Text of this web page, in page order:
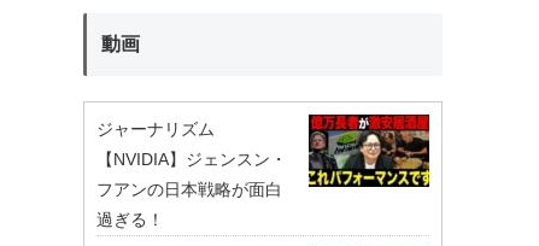
動画
ジャーナリズム
【NVIDIA】ジェンスン・
フアンの日本戦略が面白
過ぎる！